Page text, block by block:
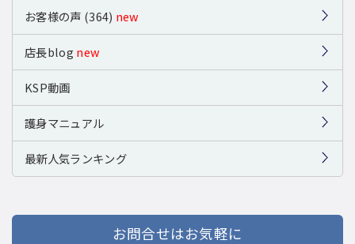
お客様の声 (364) new
店長blog new
KSP動画
護身マニュアル
最新人気ランキング
お問合せはお気軽に